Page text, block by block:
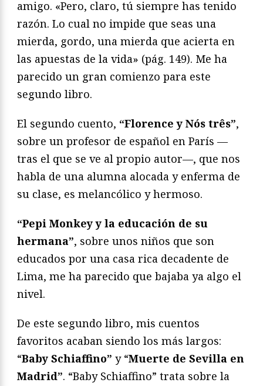
amigo. «Pero, claro, tú siempre has tenido
razón. Lo cual no impide que seas una
mierda, gordo, una mierda que acierta en
las apuestas de la vida» (pág. 149). Me ha
parecido un gran comienzo para este
segundo libro.
El segundo cuento, “Florence y Nós três”,
sobre un profesor de español en París —
tras el que se ve al propio autor—, que nos
habla de una alumna alocada y enferma de
su clase, es melancólico y hermoso.
“Pepi Monkey y la educación de su
hermana”, sobre unos niños que son
educados por una casa rica decadente de
Lima, me ha parecido que bajaba ya algo el
nivel.
De este segundo libro, mis cuentos
favoritos acaban siendo los más largos:
“Baby Schiaffino” y “Muerte de Sevilla en
Madrid”. “Baby Schiaffino” trata sobre la